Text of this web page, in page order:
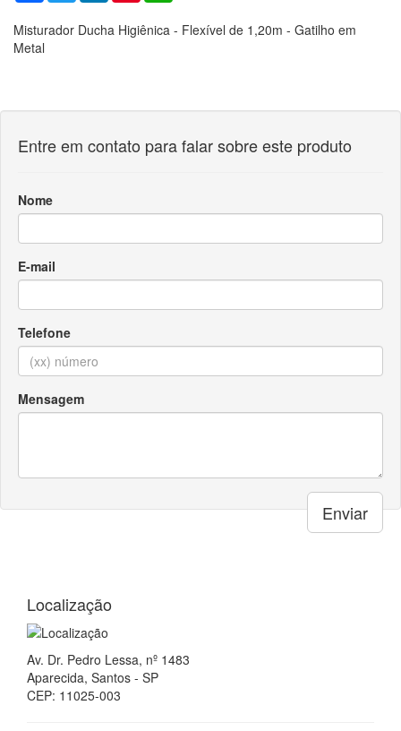
E-mail
Mensagem
Localização
Av. Dr. Pedro Lessa, nº 1483
Ajuda e suporte
Formas de Pagamento
Á vista ou até 3x:
Linha de produtos